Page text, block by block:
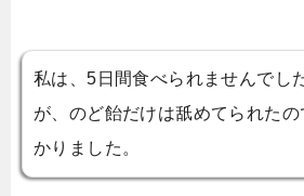
私は、5日間食べられませんでし
が、のど飴だけは舐めてられたの
かりました。